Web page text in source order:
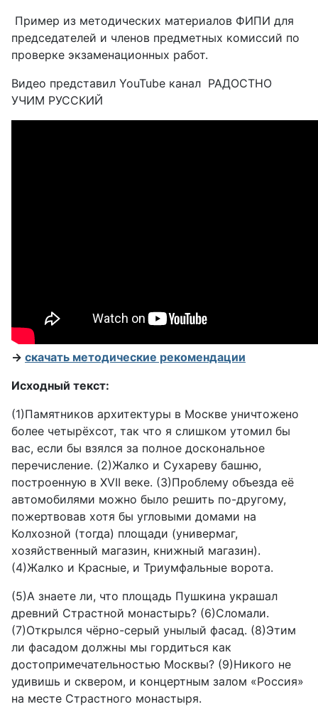
Пример из методических материалов ФИПИ для
председателей и членов предметных комиссий по
проверке экзаменационных работ.
Видео представил YouTube канал РАДОСТНО
УЧИМ РУССКИЙ
→ скачать методические рекомендации
Исходный текст:
(1)Памятников архитектуры в Москве уничтожено
более четырёхсот, так что я слишком утомил бы
вас, если бы взялся за полное доскональное
перечисление. (2)Жалко и Сухареву башню,
построенную в XVII веке. (3)Проблему объезда её
автомобилями можно было решить по-другому,
пожертвовав хотя бы угловыми домами на
Колхозной (тогда) площади (универмаг,
хозяйственный магазин, книжный магазин).
(4)Жалко и Красные, и Триумфальные ворота.
(5)А знаете ли, что площадь Пушкина украшал
древний Страстной монастырь? (6)Сломали.
(7)Открылся чёрно-серый унылый фасад. (8)Этим
ли фасадом должны мы гордиться как
достопримечательностью Москвы? (9)Никого не
удивишь и сквером, и концертным залом «Россия»
на месте Страстного монастыря.